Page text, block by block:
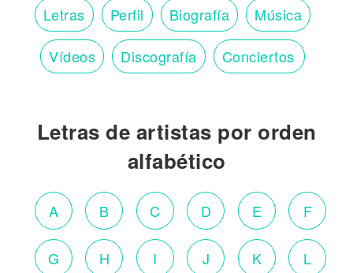
Letras Perfil Biografía Música
Vídeos Discografía Conciertos
Letras de artistas por orden
alfabético
A B C D E F
G H I J K L